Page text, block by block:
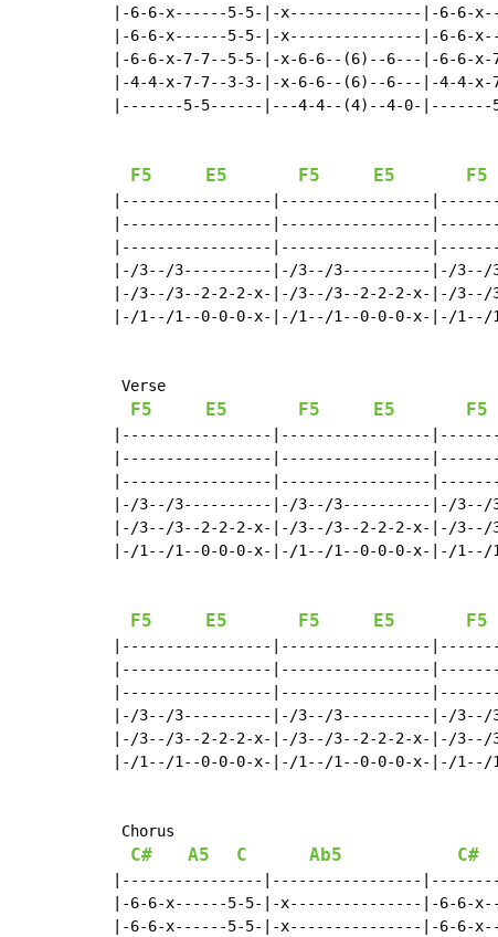
|-6-6-x------5-5-|-x---------------|-6-6-
|-6-6-x------5-5-|-x---------------|-6-6-
|-6-6-x-7-7--5-5-|-x-6-6--(6)--6---|-6-6-
|-4-4-x-7-7--3-3-|-x-6-6--(6)--6---|-4-4-
|-------5-5------|---4-4--(4)--4-0-|-------
F5 E5 F5 E5 F5
|-----------------|-----------------
|-----------------|-----------------
|-----------------|-----------------
|-/3--/3----------|-/3--/3----------|-/3--/
|-/3--/3--2-2-2-x-|-/3--/3--2-2-2-x-|-/
|-/1--/1--0-0-0-x-|-/1--/1--0-0-0-x-|-/
Verse
F5 E5 F5 E5 F5
|-----------------|-----------------
|-----------------|-----------------
|-----------------|-----------------
|-/3--/3----------|-/3--/3----------|-/3--/
|-/3--/3--2-2-2-x-|-/3--/3--2-2-2-x-|-/
|-/1--/1--0-0-0-x-|-/1--/1--0-0-0-x-|-/
F5 E5 F5 E5 F5
|-----------------|-----------------
|-----------------|-----------------
|-----------------|-----------------
|-/3--/3----------|-/3--/3----------|-/3--/
|-/3--/3--2-2-2-x-|-/3--/3--2-2-2-x-|-/
|-/1--/1--0-0-0-x-|-/1--/1--0-0-0-x-|-/
Chorus
C# A5 C Ab5 C#
|----------------|-----------------
|-6-6-x------5-5-|-x---------------|-6-6-
|-6-6-x------5-5-|-x---------------|-6-6-